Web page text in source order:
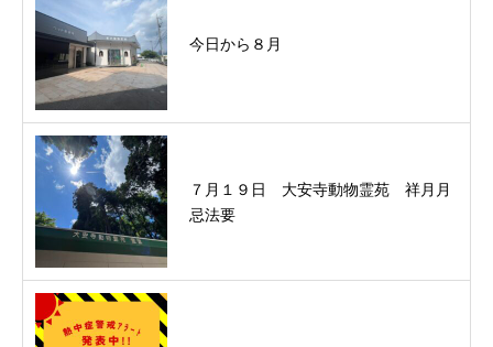
今日から８月
７月１９日 大安寺動物霊苑 祥月月
忌法要